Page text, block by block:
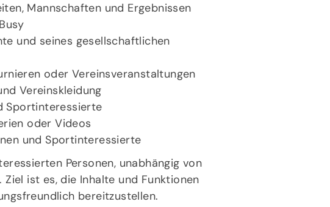
Mannschaften und Ergebnissen
und seines gesellschaftlichen
oder Vereinsveranstaltungen
Vereinskleidung
Sportinteressierte
oder Videos
und Sportinteressierte
Personen, unabhängig von
ist es, die Inhalte und Funktionen
bereitzustellen.